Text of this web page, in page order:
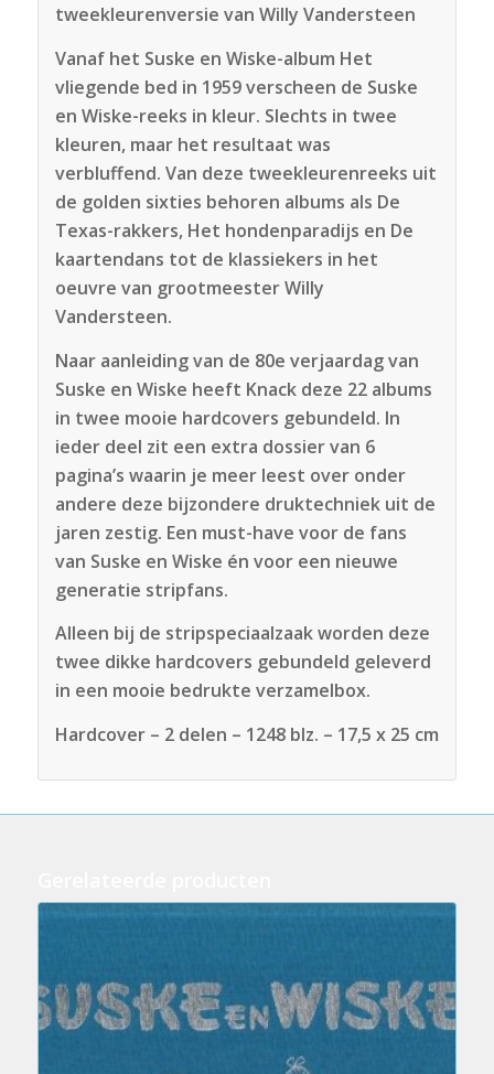
tweekleurenversie van Willy Vandersteen
Vanaf het Suske en Wiske-album Het
vliegende bed in 1959 verscheen de Suske
en Wiske-reeks in kleur. Slechts in twee
kleuren, maar het resultaat was
verbluffend. Van deze tweekleurenreeks uit
de golden sixties behoren albums als De
Texas-rakkers, Het hondenparadijs en De
kaartendans tot de klassiekers in het
oeuvre van grootmeester Willy
Vandersteen.
Naar aanleiding van de 80e verjaardag van
Suske en Wiske heeft Knack deze 22 albums
in twee mooie hardcovers gebundeld. In
ieder deel zit een extra dossier van 6
pagina’s waarin je meer leest over onder
andere deze bijzondere druktechniek uit de
jaren zestig. Een must-have voor de fans
van Suske en Wiske én voor een nieuwe
generatie stripfans.
Alleen bij de stripspeciaalzaak worden deze
twee dikke hardcovers gebundeld geleverd
in een mooie bedrukte verzamelbox.
Hardcover – 2 delen – 1248 blz. – 17,5 x 25 cm